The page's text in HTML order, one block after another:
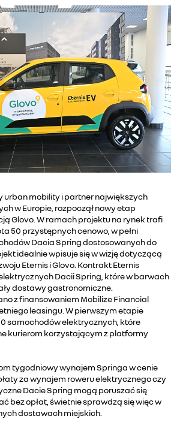
urban mobility i partner największych
w Europie, rozpoczął nowy etap
Glovo. W ramach projektu na rynek trafi
50 przystępnych cenowo, w pełni
Dacia Spring dostosowanych do
idealnie wpisuje się w wizję dotyczącą
Eternis i Glovo. Kontrakt Eternis
Dacii Spring, które w barwach
dostawy gastronomiczne.
z finansowaniem Mobilize Financial
leasingu. W pierwszym etapie
samochodów elektrycznych, które
kurierom korzystającym z platformy
tygodniowy wynajem Springa w cenie
za wynajem roweru elektrycznego czy
Dacie Spring mogą poruszać się
bez opłat, świetnie sprawdzą się więc w
dostawach miejskich.